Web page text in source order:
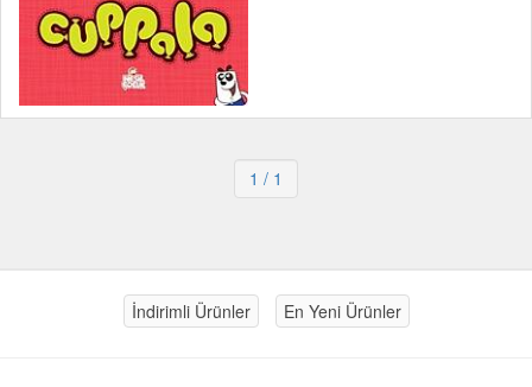
1 / 1
İndirimli Ürünler En Yeni Ürünler